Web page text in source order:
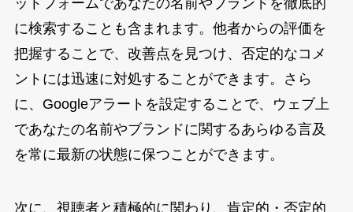
ットフォームであなたの名前やブランドを徹底的
に検索することも含まれます。他者からの評価を
把握することで、改善点を見つけ、否定的なコメ
ントには迅速に対処することができます。さら
に、Googleアラートを設定することで、ウェブ上
であなたの名前やブランドに関するあらゆる言及
を常に最新の状態に保つことができます。
次に、視聴者と積極的に関わり、肯定的・否定的